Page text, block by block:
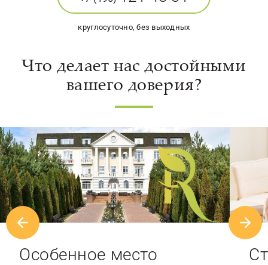
круглосуточно, без выходных
Что делает нас достойными
вашего доверия?
Особенное место